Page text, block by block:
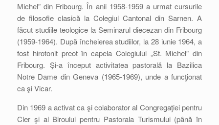
Michel” din Fribourg. În anii 1958-1959 a urmat cursurile
de filosofie clasică la Colegiul Cantonal din Sarnen. A
făcut studiile teologice la Seminarul diecezan din Fribourg
(1959-1964). După încheierea studiilor, la 28 iunie 1964, a
fost hirotonit preot în capela Colegiului „St. Michel” din
Fribourg. Şi-a început activitatea pastorală la Bazilica
Notre Dame din Geneva (1965-1969), unde a funcţionat
ca şi Vicar.
Din 1969 a activat ca şi colaborator al Congregaţiei pentru
Cler şi al Biroului pentru Pastorala Turismului (până în